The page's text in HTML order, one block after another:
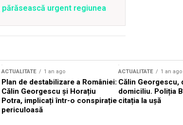
urgent regiunea
ACTUALITATE 1 an ago
Plan de destabilizare a României:
Călin Georgescu și Horațiu
Potra, implicați într-o conspirație
periculoasă
ACTUALITATE 1 an ago
Călin Georgescu,
domiciliu. Poliția
citația la ușă